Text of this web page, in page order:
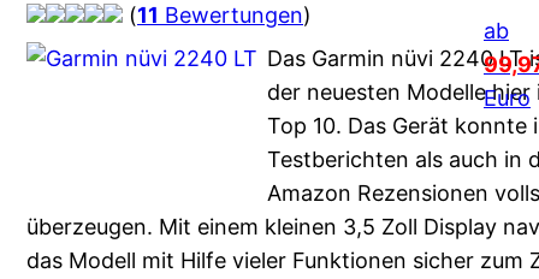
(11 Bewertungen)
ab
Euro
Das Garmin nüvi 2240 LT
der neuesten Modelle hier
Top 10. Das Gerät konnte
Testberichten als auch in
Amazon Rezensionen
überzeugen. Mit einem kleinen 3,5 Zoll Display
das Modell mit Hilfe vieler Funktionen sicher zum